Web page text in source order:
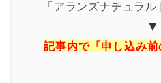
「アランズナチュラル
▼
記事内で「申し込み